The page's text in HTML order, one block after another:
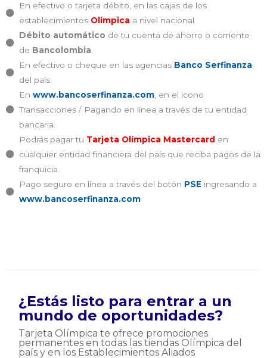
En efectivo o tarjeta débito, en las cajas de los
establecimientos Olímpica a nivel nacional
Débito automático de tu cuenta de ahorro o corriente
de Bancolombia.
En efectivo o cheque en las agencias Banco Serfinanza
del país.
Enwww.bancoserfinanza.com, en el icono
Transacciones / Pagando en línea a través de tu entidad
bancaria.
Podrás pagar tu Tarjeta Olímpica Mastercard en
cualquier entidad financiera del país que reciba pagos de la
franquicia.
Pago seguro en línea a través del botón PSE ingresando a
www.bancoserfinanza.com
¿Estás listo para entrar a un
mundo de oportunidades?
Tarjeta Olímpica te ofrece promociones
permanentes en todas las tiendas Olímpica del
país y en los Establecimientos Aliados